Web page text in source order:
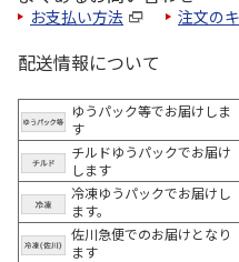
お支払い方法 注文の
配送情報について
ゆうパック等でお届けしま
す
チルドゆうパックでお届け
します
冷凍ゆうパックでお届けし
ます。
佐川急便でのお届けとなり
ます